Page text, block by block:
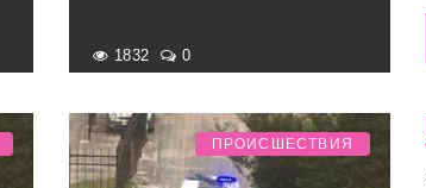
1832 0
ПРОИСШЕСТВИЯ